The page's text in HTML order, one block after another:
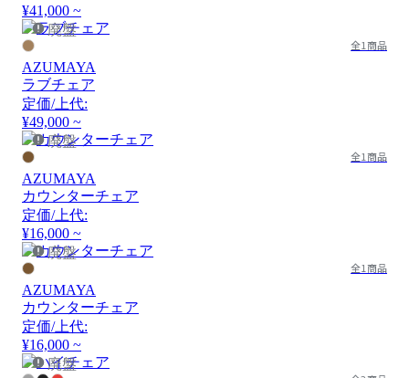
¥41,000 ~
廃盤
全1商品
AZUMAYA
ラブチェア
定価/上代:
¥49,000 ~
廃盤
全1商品
AZUMAYA
カウンターチェア
定価/上代:
¥16,000 ~
廃盤
全1商品
AZUMAYA
カウンターチェア
定価/上代:
¥16,000 ~
廃盤